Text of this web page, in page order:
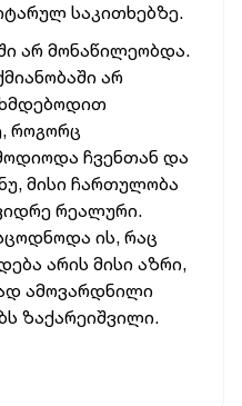
საკითხებზე.
არ მონაწილეობდა.
არ
როგორც
ჩვენთან და
მისი ჩართულობა
რეალური.
ის, რაც
არის მისი აზრი,
ამოვარდნილი
ზაქარეიშვილი.